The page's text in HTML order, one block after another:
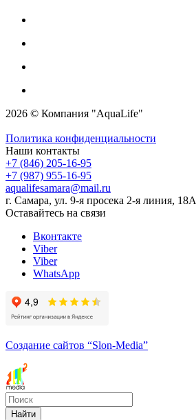
2026 © Компания "AquaLife"
Политика конфиденциальности
Наши контакты
+7 (846) 205-16-95
+7 (987) 955-16-95
aqualifesamara@mail.ru
г. Самара, ул. 9-я просека 2-я линия, 18А
Оставайтесь на связи
Вконтакте
Viber
Viber
WhatsApp
Создание сайтов “Slon-Media”
Найти